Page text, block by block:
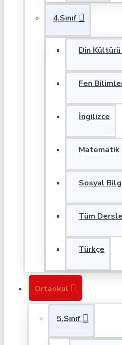
4.Sınıf
Din
Fen
İngilizce
Matematik
Sosyal
Tüm
Türkçe
Ortaokul
5.Sınıf